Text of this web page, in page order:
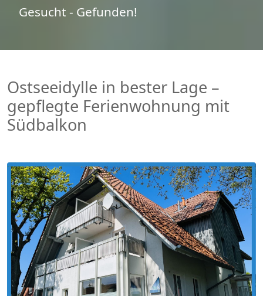
Gesucht - Gefunden!
Ostseeidylle in bester Lage –
gepflegte Ferienwohnung mit
Südbalkon